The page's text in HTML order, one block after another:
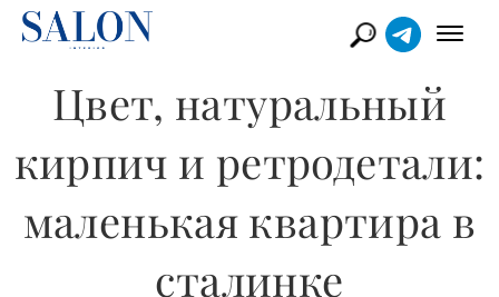
Цвет, натуральный
кирпич и ретродетали:
маленькая квартира в
сталинке